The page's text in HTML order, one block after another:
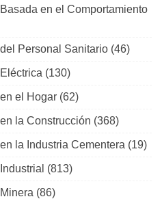
en el Comportamiento
Personal Sanitario (46)
(130)
el Hogar (62)
la Construcción (368)
la Industria Cementera (19)
(813)
(86)